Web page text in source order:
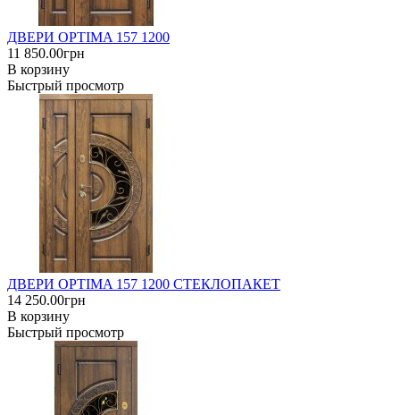
ДВЕРИ OPTIMA 157 1200
11 850.00грн
В корзину
Быстрый просмотр
ДВЕРИ OPTIMA 157 1200 СТЕКЛОПАКЕТ
14 250.00грн
В корзину
Быстрый просмотр